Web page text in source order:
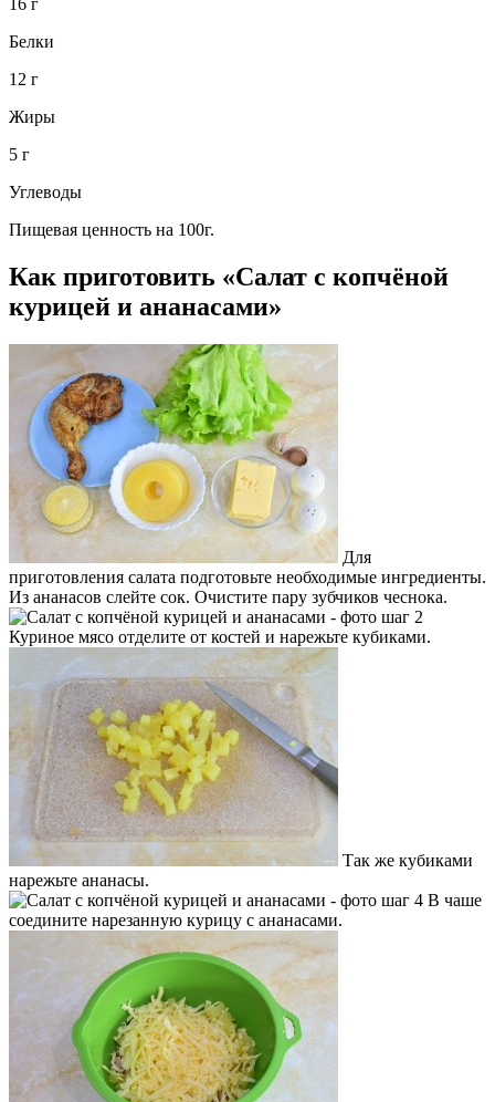
16 г
Белки
12 г
Жиры
5 г
Углеводы
Пищевая ценность на 100г.
Как приготовить «Салат с копчёной
курицей и ананасами»
Для
приготовления салата подготовьте необходимые ингредиенты.
Из ананасов слейте сок. Очистите пару зубчиков чеснока.
Куриное мясо отделите от костей и нарежьте кубиками.
Так же кубиками
нарежьте ананасы.
В чаше
соедините нарезанную курицу с ананасами.